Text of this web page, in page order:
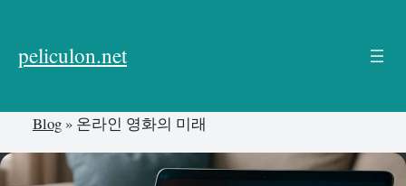
뛰
기
peliculon.net
Blog» 온라인 영화의 미래